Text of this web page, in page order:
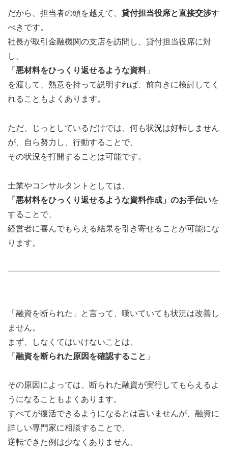
だから、担当者の頭を越えて、 貸付担当役席と直接交渉す
べきです。
社長が取引金融機関の支店を訪問し、貸付担当役席に対
し、
「 悪材料をひっくり返せるような資料」
を渡して、熱意を持って説明すれば、前向きに検討してく
れることもよくあります。
ただ、じっとしているだけでは、何も状況は好転しません
が、自ら努力し、行動することで、
その状況を打開することは可能です。
士業やコンサルタントとしては、
「悪材料をひっくり返せるような資料作成」のお手伝いを
することで、
経営者に喜んでもらえる結果を引き寄せることが可能にな
ります。
「融資を断られた」と言って、嘆いていても状況は改善し
ません。
まず、しなくてはいけないことは、
「 融資を断られた原因を確認すること 」
その原因によっては、断られた融資が実行してもらえるよ
うになることもよくあります。
すべてが復活できるようになるとは言いませんが、融資に
詳しい専門家に相談することで、
逆転できた例は少なくありません。